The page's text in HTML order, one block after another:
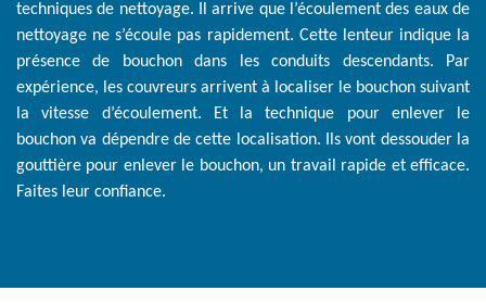
techniques de nettoyage. Il arrive que l’écoulement des eaux de
nettoyage ne s’écoule pas rapidement. Cette lenteur indique la
présence de bouchon dans les conduits descendants. Par
expérience, les couvreurs arrivent à localiser le bouchon suivant
la vitesse d’écoulement. Et la technique pour enlever le
bouchon va dépendre de cette localisation. Ils vont dessouder la
gouttière pour enlever le bouchon, un travail rapide et efficace.
Faites leur confiance.